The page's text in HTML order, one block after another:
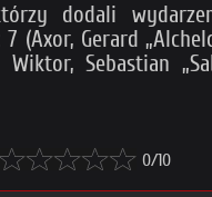
dodali
(Axor, Gerard
Sebastian
0/10